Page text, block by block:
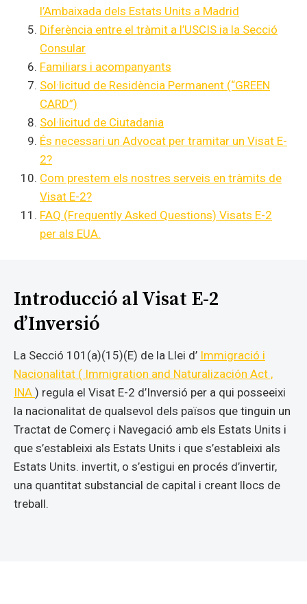
l’Ambaixada dels Estats Units a Madrid
Diferència entre el tràmit a l’USCIS ia la Secció
Consular
Familiars i acompanyants
Sol·licitud de Residència Permanent (“GREEN
CARD”)
Sol·licitud de Ciutadania
És necessari un Advocat per tramitar un Visat E-
2?
Com prestem els nostres serveis en tràmits de
Visat E-2?
FAQ (Frequently Asked Questions) Visats E-2
per als EUA.
Introducció al Visat E-2
d’Inversió
La Secció 101(a)(15)(E) de la Llei d’ Immigració i
Nacionalitat ( Immigration and Naturalización Act ,
INA ) regula el Visat E-2 d’Inversió per a qui posseeixi
la nacionalitat de qualsevol dels països que tinguin un
Tractat de Comerç i Navegació amb els Estats Units i
que s’estableixi als Estats Units i que s’estableixi als
Estats Units. invertit, o s’estigui en procés d’invertir,
una quantitat substancial de capital i creant llocs de
treball.